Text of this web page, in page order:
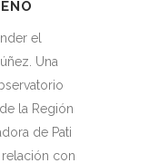
el
Una
la Región
de Pati
relación con